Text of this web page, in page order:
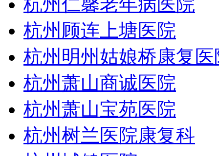
杭州顾连上塘医院
杭州明州姑娘桥康复医
杭州萧山商诚医院
杭州萧山宝苑医院
杭州树兰医院康复科